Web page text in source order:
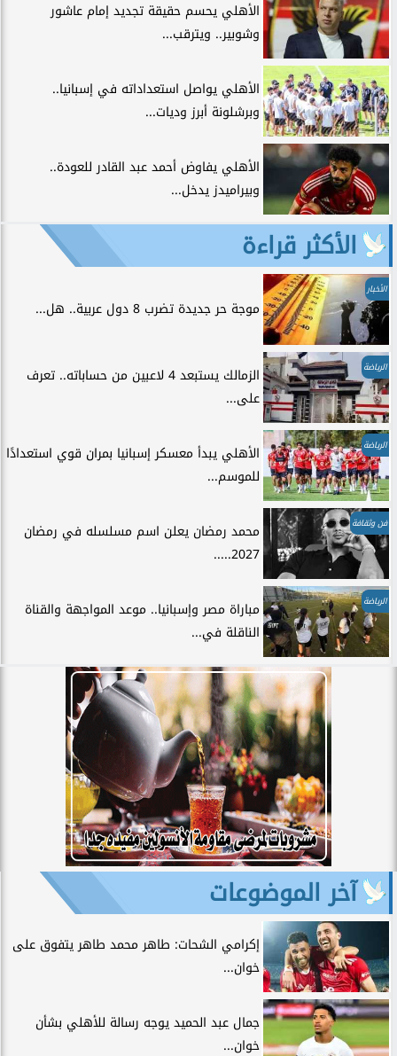
الأهلي يحسم حقيقة تجديد إمام عاشور
وشوبير.. ويترقب...
الأهلي يواصل استعداداته في إسبانيا..
وبرشلونة أبرز وديات...
الأهلي يفاوض أحمد عبد القادر للعودة..
وبيراميدز يدخل...
الأكثر قراءة
الأخبار
موجة حر جديدة تضرب 8 دول عربية.. هل...
الرياضة
الزمالك يستبعد 4 لاعبين من حساباته.. تعرف
على...
الرياضة
الأهلي يبدأ معسكر إسبانيا بمران قوي استعدادًا
للموسم...
فن وثقافة
محمد رمضان يعلن اسم مسلسله في رمضان
2027.....
الرياضة
مباراة مصر وإسبانيا.. موعد المواجهة والقناة
الناقلة في...
آخر الموضوعات
إكرامي الشحات: طاهر محمد طاهر يتفوق على
خوان...
جمال عبد الحميد يوجه رسالة للأهلي بشأن
خوان...